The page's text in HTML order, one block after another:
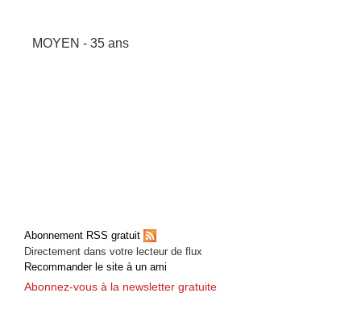
MOYEN - 35 ans
Abonnement RSS gratuit
Directement dans votre lecteur de flux
Recommander le site à un ami
Abonnez-vous à la newsletter gratuite